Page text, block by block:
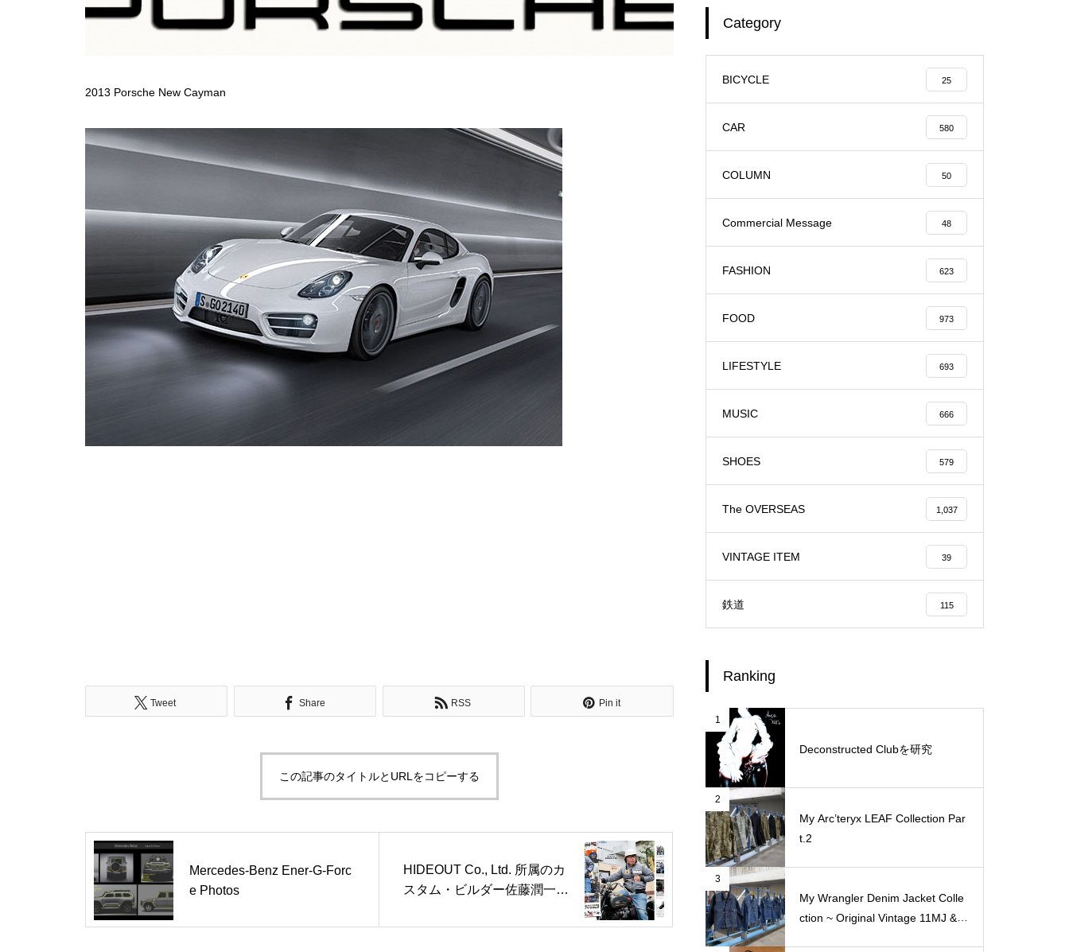
2013 Porsche New Cayman
Tweet Share RSS Pin it
この記事のタイトルとURLをコピーする
Mercedes-Benz Ener-G-Forc
e Photos
HIDEOUT Co., Ltd. 所属のカ
スタム・ビルダー佐藤潤一が
MA-1が本日ローンチされ
Category
BICYCLE 25
CAR 580
COLUMN 50
Commercial Message 48
FASHION 623
FOOD 973
LIFESTYLE 693
MUSIC 666
SHOES 579
The OVERSEAS 1,037
VINTAGE ITEM 39
鉄道 115
Ranking
1
Deconstructed Clubを研究
2
My Arc’teryx LEAF Collection Par
t.2
3
My Wrangler Denim Jacket Colle
ction ~ Original Vintage 11MJ & 1